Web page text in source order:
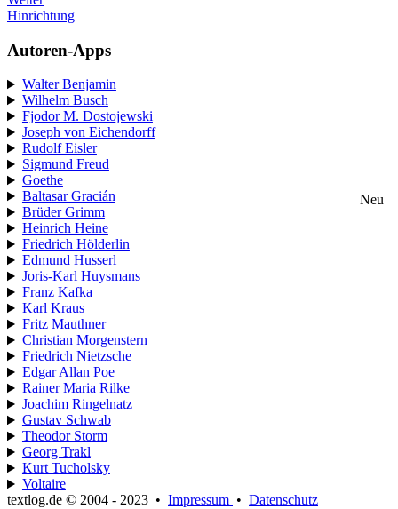
Hinrichtung
Autoren-Apps
Walter Benjamin
Wilhelm Busch
Fjodor M. Dostojewski
Joseph von Eichendorff
Rudolf Eisler
Sigmund Freud
Goethe
Baltasar Gracián
Neu
Brüder Grimm
Heinrich Heine
Friedrich Hölderlin
Edmund Husserl
Joris-Karl Huysmans
Franz Kafka
Karl Kraus
Fritz Mauthner
Christian Morgenstern
Friedrich Nietzsche
Edgar Allan Poe
Rainer Maria Rilke
Joachim Ringelnatz
Gustav Schwab
Theodor Storm
Georg Trakl
Kurt Tucholsky
Voltaire
textlog.de © 2004 - 2023 • Impressum • Datenschutz